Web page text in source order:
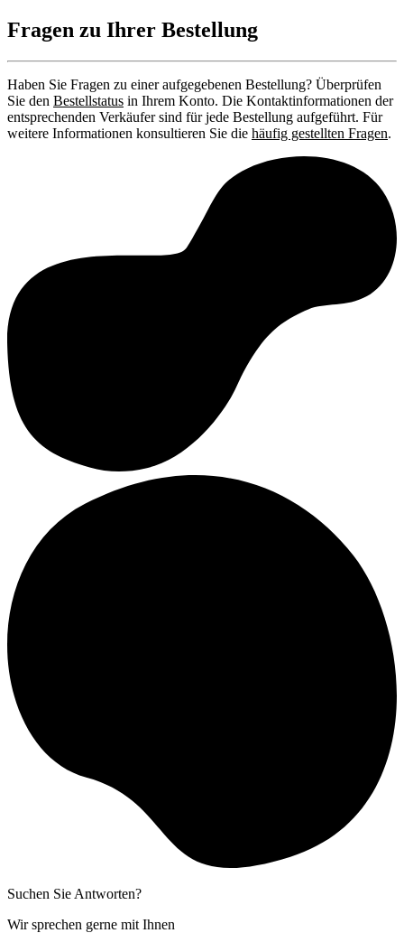
Fragen zu Ihrer Bestellung
Haben Sie Fragen zu einer aufgegebenen Bestellung? Überprüfen
Sie den Bestellstatus in Ihrem Konto. Die Kontaktinformationen der
entsprechenden Verkäufer sind für jede Bestellung aufgeführt. Für
weitere Informationen konsultieren Sie die häufig gestellten Fragen.
Suchen Sie Antworten?
Wir sprechen gerne mit Ihnen